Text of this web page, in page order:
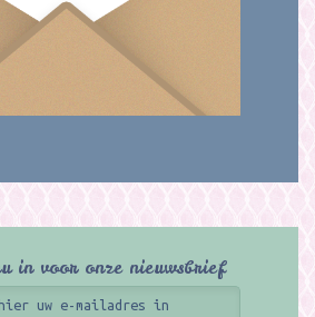
in voor onze nieuwsbrief